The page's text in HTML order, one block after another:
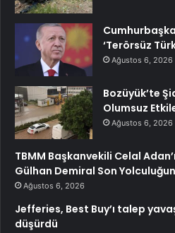
‘Terörsüz
Ağustos 6, 2026
Bozüyük’te
Olumsuz
Ağustos 6, 2026
TBMM Başkanvekili Celal
Gülhan Demiral Son
Ağustos 6, 2026
Jefferies, Best Buy’ı talep
düşürdü